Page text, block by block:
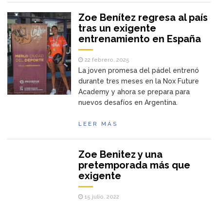
Zoe Benítez regresa al país
tras un exigente
entrenamiento en España
22 febrero, 2025
La joven promesa del pádel entrenó
durante tres meses en la Nox Future
Academy y ahora se prepara para
nuevos desafíos en Argentina.
LEER MÁS
Zoe Benitez y una
pretemporada más que
exigente
15 julio, 2022